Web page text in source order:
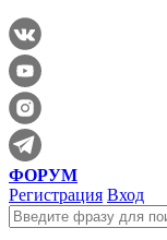
ФОРУМ
Регистрация Вход